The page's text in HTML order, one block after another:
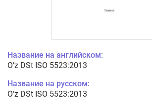
Название на английском:
O’z DSt ISO 5523:2013
Название на русском:
O’z DSt ISO 5523:2013